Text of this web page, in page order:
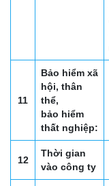
11
Bảo hiểm xã
hội, thân
thể,
bảo hiểm
thất nghiệp:
12
Thời gian
vào công ty